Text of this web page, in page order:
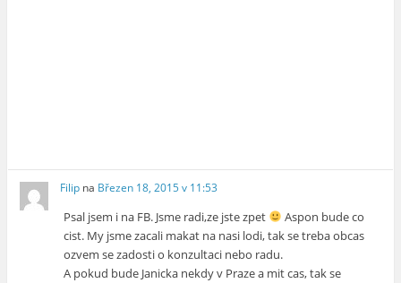
Filip na Březen 18, 2015 v 11:53
Psal jsem i na FB. Jsme radi,ze jste zpet
Aspon bude co
cist. My jsme zacali makat na nasi lodi, tak se treba obcas
ozvem se zadosti o konzultaci nebo radu.
A pokud bude Janicka nekdy v Praze a mit cas, tak se